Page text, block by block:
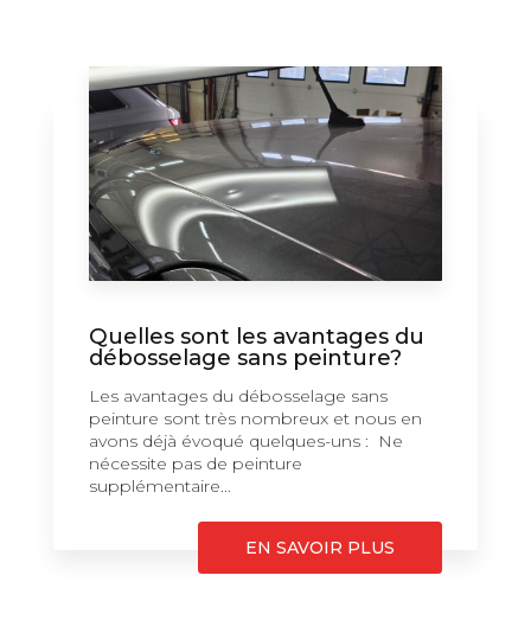
Quelles sont les avantages du
débosselage sans peinture?
Les avantages du débosselage sans
peinture sont très nombreux et nous en
avons déjà évoqué quelques-uns : Ne
nécessite pas de peinture
supplémentaire...
EN SAVOIR PLUS